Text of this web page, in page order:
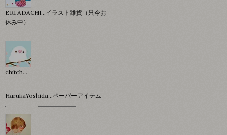
ERI ADACHI...イラスト雑貨（只今お
休み中）
chitch…
HarukaYoshida…ペーパーアイテム